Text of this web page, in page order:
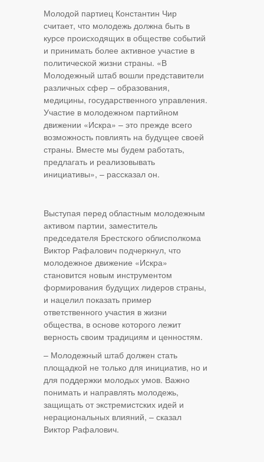
Молодой партиец Константин Чир
считает, что молодежь должна быть в
курсе происходящих в обществе событий
и принимать более активное участие в
политической жизни страны. «В
Молодежный штаб вошли представители
различных сфер – образования,
медицины, государственного управления.
Участие в молодежном партийном
движении «Искра» – это прежде всего
возможность повлиять на будущее своей
страны. Вместе мы будем работать,
предлагать и реализовывать
инициативы», – рассказал он.
Выступая перед областным молодежным
активом партии, заместитель
председателя Брестского облисполкома
Виктор Рафалович подчеркнул, что
молодежное движение «Искра»
становится новым инструментом
формирования будущих лидеров страны,
и нацелил показать пример
ответственного участия в жизни
общества, в основе которого лежит
верность своим традициям и ценностям.
– Молодежный штаб должен стать
площадкой не только для инициатив, но и
для поддержки молодых умов. Важно
понимать и направлять молодежь,
защищать от экстремистских идей и
нерациональных влияний, – сказал
Виктор Рафалович.